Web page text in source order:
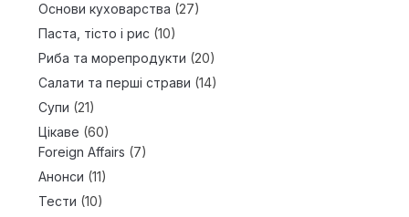
Основи куховарства (27)
Паста, тісто і рис (10)
Риба та морепродукти (20)
Салати та перші страви (14)
Супи (21)
Цікаве (60)
Foreign Affairs (7)
Анонси (11)
Тести (10)